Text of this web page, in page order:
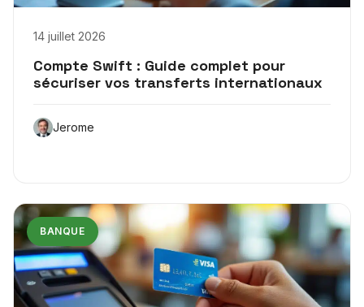
14 juillet 2026
Compte Swift : Guide complet pour
sécuriser vos transferts internationaux
Jerome
BANQUE